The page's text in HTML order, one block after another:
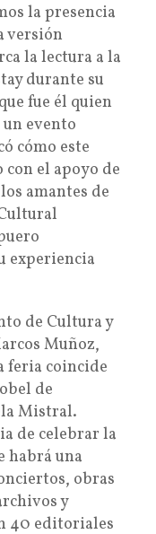
la presencia
versión
la lectura a la
durante su
fue él quien
evento
cómo este
el apoyo de
amantes de
experiencia
de Cultura y
Muñoz,
feria coincide
de
Mistral.
de celebrar la
habrá una
obras
y
40 editoriales